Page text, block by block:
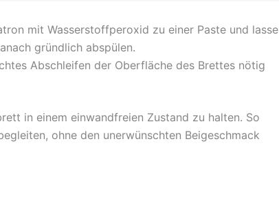
mit Wasserstoffperoxid zu einer Paste und lasse
gründlich abspülen.
Abschleifen der Oberfläche des Brettes nötig
in einem einwandfreien Zustand zu halten. So
ohne den unerwünschten Beigeschmack